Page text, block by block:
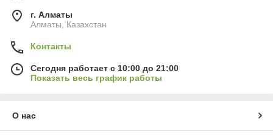
г. Алматы
Алматы, Казахстан
Контакты
Сегодня работает с 10:00 до 21:00
Показать весь график работы
О нас